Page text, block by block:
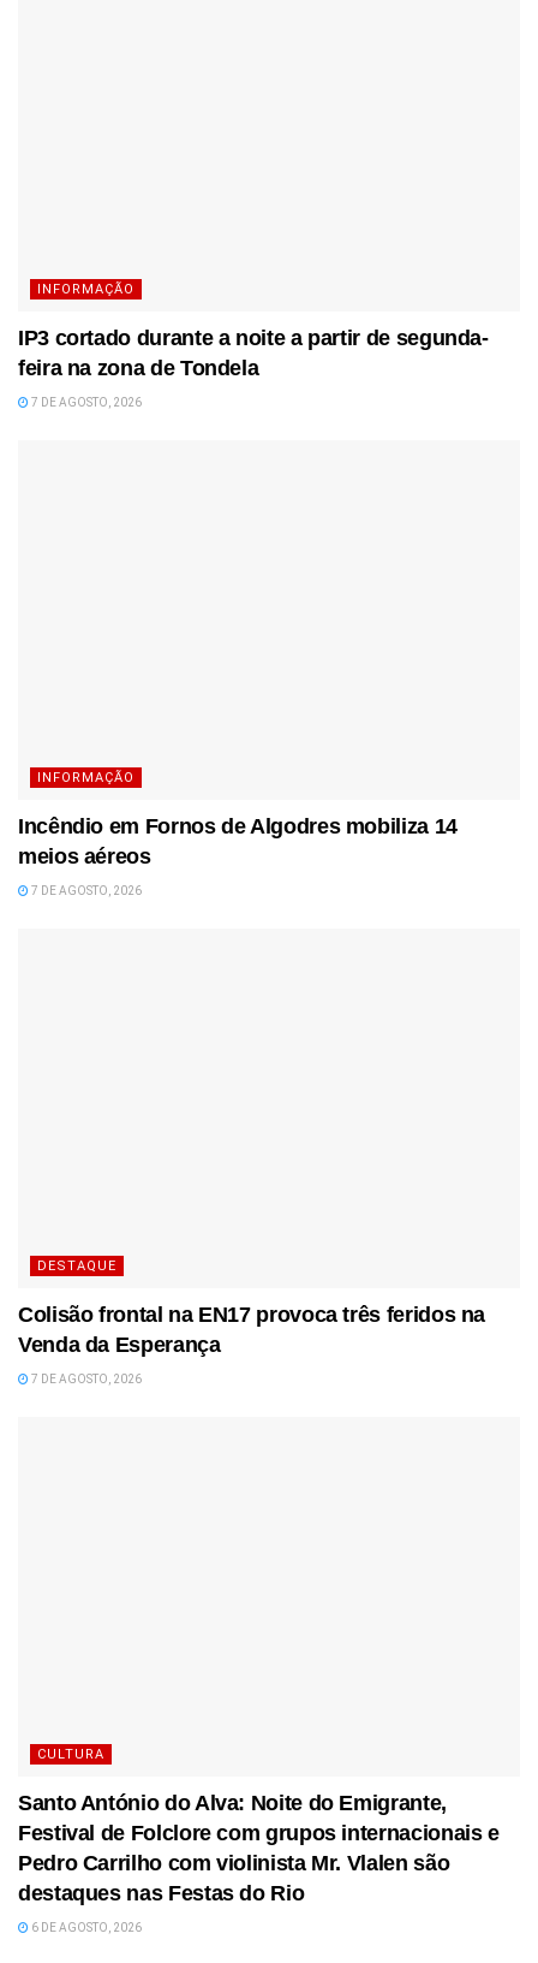
INFORMAÇÃO
IP3 cortado durante a noite a partir de segunda-
feira na zona de Tondela
7 DE AGOSTO, 2026
INFORMAÇÃO
Incêndio em Fornos de Algodres mobiliza 14
meios aéreos
7 DE AGOSTO, 2026
DESTAQUE
Colisão frontal na EN17 provoca três feridos na
Venda da Esperança
7 DE AGOSTO, 2026
CULTURA
Santo António do Alva: Noite do Emigrante,
Festival de Folclore com grupos internacionais e
Pedro Carrilho com violinista Mr. Vlalen são
destaques nas Festas do Rio
6 DE AGOSTO, 2026